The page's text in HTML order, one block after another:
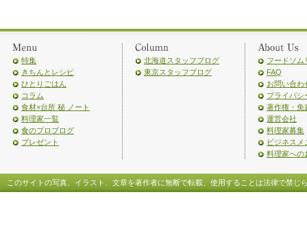
特集
きちんとレシピ
ひとりごはん
コラム
食材×台所 秘 ノート
料理家一覧
食のプロブログ
プレゼント
北海道スタッフブログ
東京スタッフブログ
フードソム
FAQ
お問い合わ
プライバシ
著作権・免
運営会社
料理家募集
ビジネスメ
料理家への
このサイトの写真、イラスト、文章を著作者に無断で転載、使用することは法律で禁じ